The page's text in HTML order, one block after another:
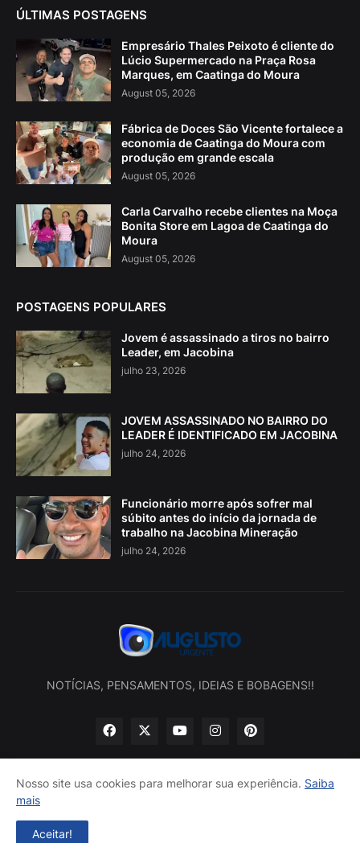
ÚLTIMAS POSTAGENS
Empresário Thales Peixoto é cliente do
Lúcio Supermercado na Praça Rosa
Marques, em Caatinga do Moura
August 05, 2026
Fábrica de Doces São Vicente fortalece a
economia de Caatinga do Moura com
produção em grande escala
August 05, 2026
Carla Carvalho recebe clientes na Moça
Bonita Store em Lagoa de Caatinga do
Moura
August 05, 2026
POSTAGENS POPULARES
Jovem é assassinado a tiros no bairro
Leader, em Jacobina
julho 23, 2026
JOVEM ASSASSINADO NO BAIRRO DO
LEADER É IDENTIFICADO EM JACOBINA
julho 24, 2026
Funcionário morre após sofrer mal
súbito antes do início da jornada de
trabalho na Jacobina Mineração
julho 24, 2026
NOTÍCIAS, PENSAMENTOS, IDEIAS E BOBAGENS!!
Início
Nosso site usa cookies para melhorar sua experiência. Saiba
mais
Aceitar!